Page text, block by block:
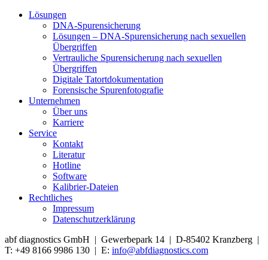
Lösungen
DNA-Spurensicherung
Lösungen – DNA-Spurensicherung nach sexuellen
Übergriffen
Vertrauliche Spurensicherung nach sexuellen
Übergriffen
Digitale Tatortdokumentation
Forensische Spurenfotografie
Unternehmen
Über uns
Karriere
Service
Kontakt
Literatur
Hotline
Software
Kalibrier-Dateien
Rechtliches
Impressum
Datenschutzerklärung
abf diagnostics GmbH | Gewerbepark 14 | D-85402 Kranzberg |
T: +49 8166 9986 130 | E: info@abfdiagnostics.com